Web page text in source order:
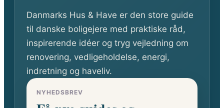
Danmarks Hus & Have er den store guide
til danske boligejere med praktiske råd,
inspirerende idéer og tryg vejledning om
renovering, vedligeholdelse, energi,
indretning og haveliv.
NYHEDSBREV